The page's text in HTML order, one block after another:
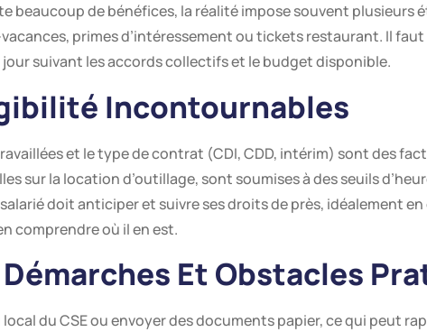
beaucoup de bénéfices, la réalité impose souvent plusieurs
primes d’intéressement ou tickets restaurant. Il
suivant les accords collectifs et le budget disponible.
Incontournables
et le type de contrat (CDI, CDD, intérim) sont des
sur la location d’outillage, sont soumises à des seuils
doit anticiper et suivre ses droits de près, idéalement
comprendre où il en est.
Et Obstacles
du CSE ou envoyer des documents papier, ce qui peut